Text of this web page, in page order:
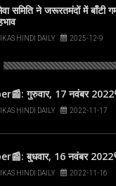
समिति ने जरूरतमंदों में बाँटी
HINDI DAILY 2025-12-9
गुरुवार, 17 नवंबर
HINDI DAILY 2022-11-17
बुधवार, 16 नवंबर
HINDI DAILY 2022-11-16